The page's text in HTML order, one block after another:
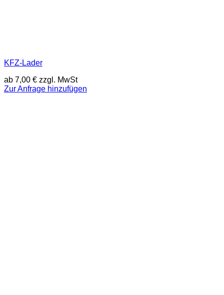
KFZ-Lader
ab 7,00 € zzgl. MwSt
Zur Anfrage hinzufügen